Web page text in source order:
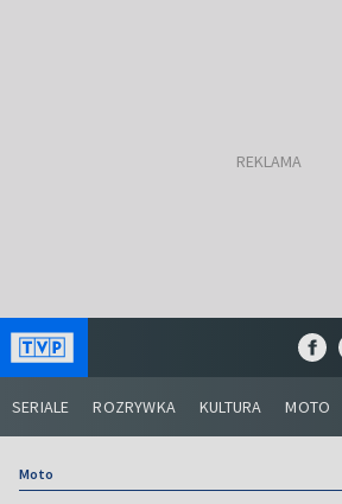
SERIALE ROZRYWKA KULTURA MOTO
Moto